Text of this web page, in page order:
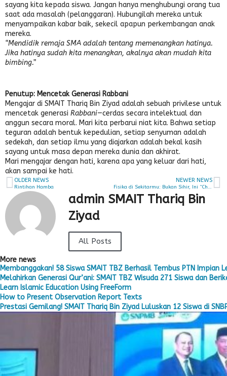
sayang kita kepada siswa. Jangan hanya menghubungi orang tua
saat ada masalah (pelanggaran). Hubungilah mereka untuk
menyampaikan kabar baik, sekecil apapun perkembangan anak
mereka.
“Mendidik remaja SMA adalah tentang memenangkan hatinya.
Jika hatinya sudah kita menangkan, akalnya akan mudah kita
bimbing.”
Penutup: Mencetak Generasi Rabbani
Mengajar di SMAIT Thariq Bin Ziyad adalah sebuah privilese untuk
mencetak generasi Rabbani—cerdas secara intelektual dan
anggun secara moral. Mari kita perbarui niat kita. Bahwa setiap
teguran adalah bentuk kepedulian, setiap senyuman adalah
sedekah, dan setiap ilmu yang diajarkan adalah bekal kasih
sayang untuk masa depan mereka dunia dan akhirat.
Mari mengajar dengan hati, karena apa yang keluar dari hati,
akan sampai ke hati.
OLDER NEWS
Rintihan Hamba
NEWER NEWS
Fisika di Sekitarmu: Bukan Sihir, Ini “Cheat Code” Kehidupan Nyata!
admin SMAIT Thariq Bin
Ziyad
All Posts
More news
Membanggakan! 58 Siswa SMAIT TBZ Berhasil Tembus PTN Impian
Melahirkan Generasi Qur’ani: SMAIT TBZ Wisuda 271 Siswa dan
Learn Islamic Education Using FreeForm
How to Present Observation Report Texts
Prestasi Gemilang! SMAIT Thariq Bin Ziyad Luluskan 12 Siswa di